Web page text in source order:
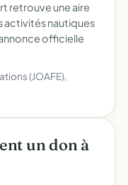
retrouve une aire
activités nautiques
officielle
(JOAFE),
un don à